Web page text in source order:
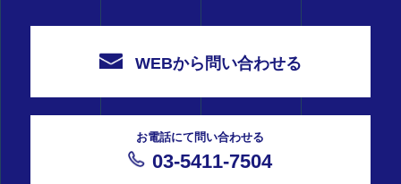
WEBから問い合わせる
お電話にて問い合わせる
03-5411-7504